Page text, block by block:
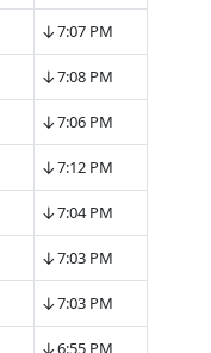
↓7:07 PM
↓7:08 PM
↓7:06 PM
↓7:12 PM
↓7:04 PM
↓7:03 PM
↓7:03 PM
↓6:55 PM